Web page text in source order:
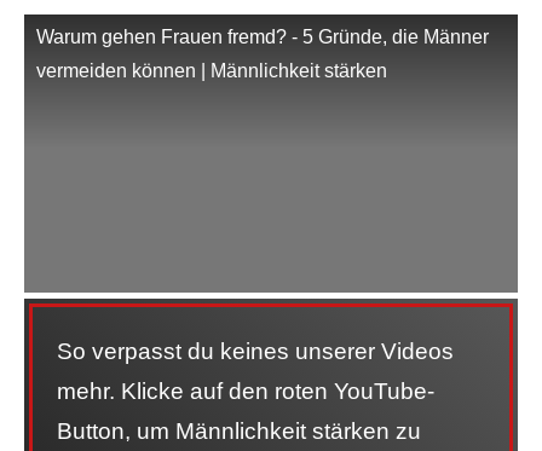
Warum gehen Frauen fremd? - 5 Gründe, die Männer
vermeiden können | Männlichkeit stärken
So verpasst du keines unserer Videos
mehr. Klicke auf den roten YouTube-
Button, um Männlichkeit stärken zu